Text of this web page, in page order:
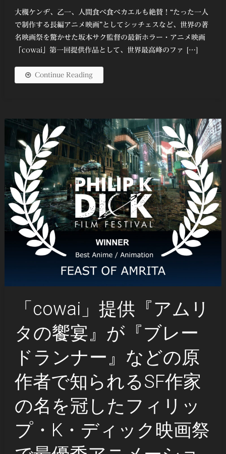
大槻ケンヂ、乙一、人間食べ食べカエルも絶賛！“たった一人
で制作する長編アニメ映画”としてシッチェスなど、世界の著
名映画祭を驚かせた坂本サク監督の最新ホラー・アニメ映画
「cowai」第一回提供作品として、世界最高峰のファ […]
Continue Reading
「cowai」提供『アムリ
タの饗宴』が『ブレー
ドランナー』などの原
作者で知られるSF作家
の名を冠したフィリッ
プ・K・ディック映画祭